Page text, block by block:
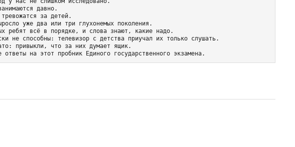
давно.
за детей.
уже два или три глухонемых поколения.
ребят всё в порядке, и слова знают, какие надо.
не способны: телевизор с детства приучал их только слушать.
привыкли, что за них думает ящик.
ответы на этот пробник Единого государственного экзамена.